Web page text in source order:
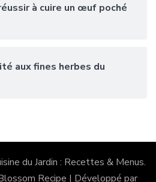
à cuire un œuf poché
aux fines herbes du
du Jardin : Recettes & Menus.
Recipe | Développé par